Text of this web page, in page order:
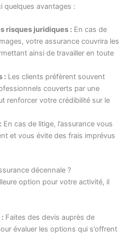
quelques avantages :
risques juridiques : En cas de
votre assurance couvrira les
ainsi de travailler en toute
: Les clients préfèrent souvent
couverts par une
renforcer votre crédibilité sur le
En cas de litige, l’assurance vous
et vous évite des frais imprévus
décennale ?
option pour votre activité, il
Faites des devis auprès de
évaluer les options qui s’offrent